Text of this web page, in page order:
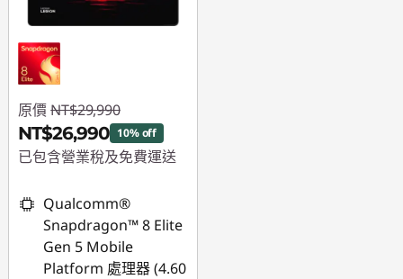
原價 NT$29,990
NT$26,990 10% off
已包含營業稅及免費運送
NT$3,000
Qualcomm®
Snapdragon™ 8 Elite
Gen 5 Mobile
Platform 處理器 (4.60